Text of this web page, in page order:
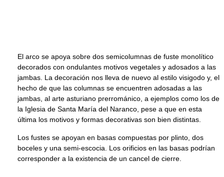
El arco se apoya sobre dos semicolumnas de fuste monolítico
decorados con ondulantes motivos vegetales y adosados a las
jambas. La decoración nos lleva de nuevo al estilo visigodo y, el
hecho de que las columnas se encuentren adosadas a las
jambas, al arte asturiano prerrománico, a ejemplos como los de
la Iglesia de Santa María del Naranco, pese a que en esta
última los motivos y formas decorativas son bien distintas.
Los fustes se apoyan en basas compuestas por plinto, dos
boceles y una semi-escocia. Los orificios en las basas podrían
corresponder a la existencia de un cancel de cierre.